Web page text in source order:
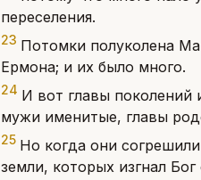
переселения.
23 Потомки полуколена
Ермона; и их было много.
24 И вот главы
мужи именитые, главы
25 Но когда они
земли, которых изгнал